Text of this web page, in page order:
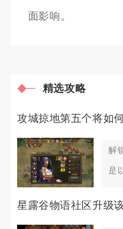
面影响。
精选攻略
攻城掠地第五个将如
解
是
星露谷物语社区升级